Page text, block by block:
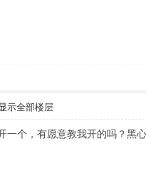
示全部楼层
一个，有愿意教我开的吗？黑